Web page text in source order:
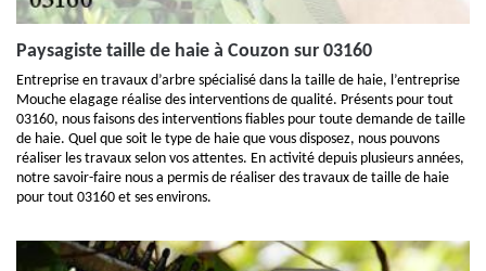
Paysagiste taille de haie à Couzon sur 03160
Entreprise en travaux d’arbre spécialisé dans la taille de haie, l’entreprise
Mouche elagage réalise des interventions de qualité. Présents pour tout
03160, nous faisons des interventions fiables pour toute demande de taille
de haie. Quel que soit le type de haie que vous disposez, nous pouvons
réaliser les travaux selon vos attentes. En activité depuis plusieurs années,
notre savoir-faire nous a permis de réaliser des travaux de taille de haie
pour tout 03160 et ses environs.